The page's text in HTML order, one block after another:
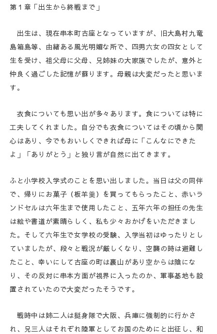
第１章「出生から終戦まで」
出生は、現在串本町古座となっていますが、旧大島村九竜
島箱島等、由緒ある風光明媚な所で、四男六女の四女として
生を受け、祖父母に父母、兄姉妹の大家族でしたが、意外と
仲良く過ごした記憶が蘇ります。母親は大変だったと思いま
す。
衣食についても思い出が多々あります。食については特に
工夫してくれました。自分でも衣食についてはその頃から関
心はあり、今でもおいしくできれば母に「こんなにできた
よ」「ありがとう」と独り言が自然に出てきます。
ふと小学校入学式のことを思い出しました。当日は父の同伴
で、帰りにお菓子（板羊羹）を買ってもらったこと、赤いラ
ンドセルは六年生まで使用したこと、五年六年の担任の先生
は絵や書道が素晴らしく、私も少々おかげをいただきまし
た。そして六年生で女学校の受験、入学当初はゆったりとし
ていましたが、段々と戦況が厳しくなり、空襲の時は避難し
たこと、幸いにして古座の町は裏山があり空からは陰にな
り、その反対に串本方面が視界に入ったのか、軍事基地も設
置されていたので大変だったそうです。
戦時中は姉二人は挺身隊で大阪、兵庫に強制的に行かさ
れ、兄三人はそれぞれ陸軍としてお国のためにと出征し、和